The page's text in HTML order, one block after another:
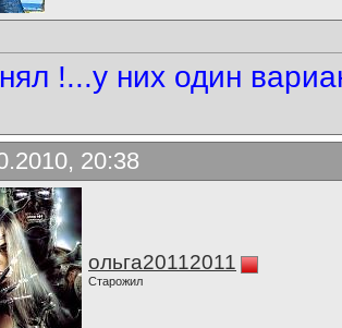
!...у них один
20:38
ольга20112011
Старожил